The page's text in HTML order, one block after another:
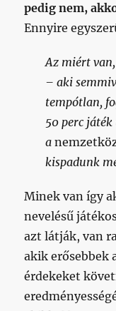
pedig nem,
Ennyire
Az miért
– aki
tempótlan,
50 perc
a
kispadunk
Minek van így
nevelésű
azt látják, van
akik erősebbek
érdekeket